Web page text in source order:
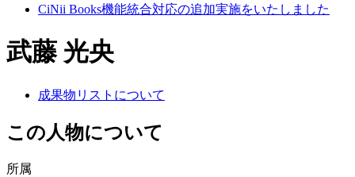
CiNii Books機能統合対応の追加実施をいたしました
武藤 光央
成果物リストについて
この人物について
所属